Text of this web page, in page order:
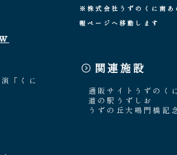
「くに
※株式会社うずのくに南あ
報ページへ移動します
関連施設
通販サイトうずのくに
道の駅うずしお
うずの丘大鳴門橋記